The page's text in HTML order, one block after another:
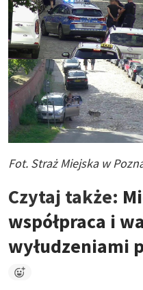
Fot. Straż Miejska w
Czytaj także:
współpraca i
wyłudzeniami